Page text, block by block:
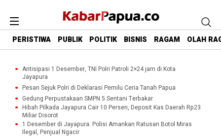
PERISTIWA PUBLIK POLITIK BISNIS RAGAM OLAH
Antisipasi 1 Desember, TNI Polri Patroli 2×24 jam di Kota
Jayapura
Pesan Sejuk Polri di Deklarasi Pemilu Ceria Tanah Papua
Gedung Perpustakaan SMPN 5 Sentani Terbakar
Hibah Pilkada Jayapura Cair 10 Persen, Deposit Kas Daerah Rp23
Miliar Disorot
1 Desember di Jayapura: Polisi Amankan Ratusan Botol Miras
Ilegal, Penjual Ngacir